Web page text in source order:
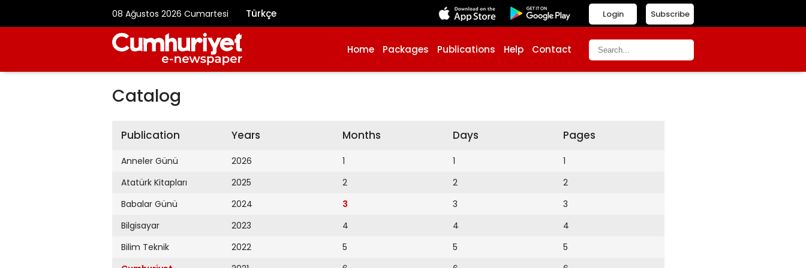
08 Ağustos 2026 Cumartesi Türkçe Subscribe
Login
Home Packages Publications Help Contact
Catalog
Publication
Anneler Günü
Atatürk Kitapları
Babalar Günü
Bilgisayar
Bilim Teknik
Years
2026
2025
2024
2023
2022
Months
1
2
3
4
5
Days
1
2
3
4
5
Pages
1
2
3
4
5